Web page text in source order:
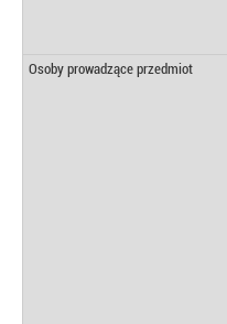
Osoby prowadzące przedmiot